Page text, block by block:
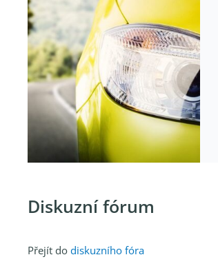
Diskuzní fórum
Přejít do diskuzního fóra